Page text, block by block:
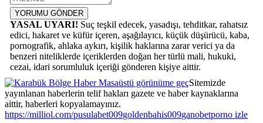
YORUMU GÖNDER
YASAL UYARI! Suç teşkil edecek, yasadışı, tehditkar, rahatsız
edici, hakaret ve küfür içeren, aşağılayıcı, küçük düşürücü, kaba,
pornografik, ahlaka aykırı, kişilik haklarına zarar verici ya da
benzeri niteliklerde içeriklerden doğan her türlü mali, hukuki,
cezai, idari sorumluluk içeriği gönderen kişiye aittir.
Masaüstü görünüme geçSitemizde
yayınlanan haberlerin telif hakları gazete ve haber kaynaklarına
aittir, haberleri kopyalamayınız.
escort
grandpashabet
escort
Grandpashabet
grandpashabet
grandpashabet
Jojobet
pusulabet
https://milliol.com/jojobet
jojobet
pusulabet009goldenbahis009ganobetbursa
child
superbetin
dizipal
jojobet
holiganbet
pusulabet
imajbet
matbet
jojobet
child
kavbet
jojobet
jojobet
jojobet
tipobet
pusulabet
child
jojobet
holiganbet
holiganbet
holiganbet
jojobet
jojobet
jojobet
jojobet
betgit
betgit
romabet
betgit
cratosroyalbet
betgit
betgit
holiganbet
esbet
palacebet
wbahis
esbet
bettilt
sekabet
bahiscom
tambet
esbet
cashwin
vdcasino
betpuan
teosbet
palacebet
romabet
teosbet
betgit
romabet
gameofbet
betgit
gameofbet
gameofbet
cratosroyalbet
sonbahis
betcio
porno izle
escort konyagrandpashabetescort bayanGrandpashabet